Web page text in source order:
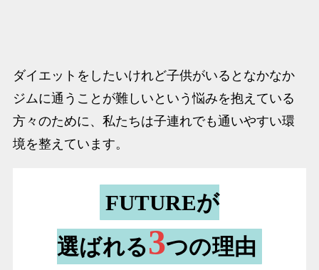
ダイエットをしたいけれど子供がいるとなかなか
ジムに通うことが難しいという悩みを抱えている
方々のために、私たちは子連れでも通いやすい環
境を整えています。
FUTUREが
選ばれる3つの理由